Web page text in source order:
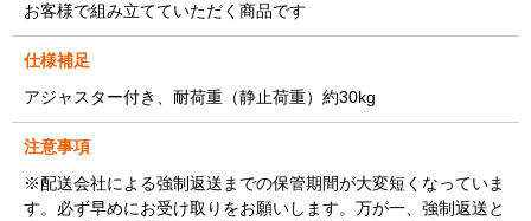
お客様で組み立てていただく商品です
仕様補足
アジャスター付き、耐荷重（静止荷重）約30kg
注意事項
※配送会社による強制返送までの保管期間が大変短くなっていま
す。必ず早めにお受け取りをお願いします。万が一、強制返送と